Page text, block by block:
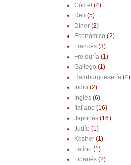
Cóctel (4)
Deli (5)
Diner (2)
Económico (2)
Francés (3)
Freiduría (1)
Gallego (1)
Hamburguesería (4)
Indio (2)
Inglés (6)
Italiano (16)
Japonés (16)
Judío (1)
Kósher (1)
Latino (1)
Libanés (2)